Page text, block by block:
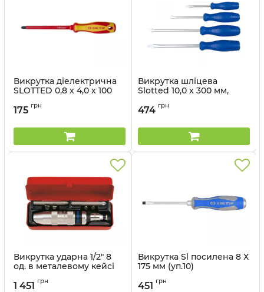
Викрутка діелектрична
SLOTTED 0,8 х 4,0 х 100
Артикул:
175 грн
Викрутка шліцева
Slotted 10,0 х 300 мм,
Артикул:
474 грн
Викрутка ударна 1/2" 8
од. в металевому кейсі
1 451 грн
Викрутка Sl посилена 8 Х
175 мм (уп.10)
451 грн